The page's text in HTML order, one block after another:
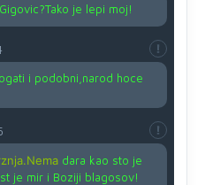
je lepi moj!
i podobni,narod hoce
dara kao sto je
je mir i Boziji blagosov!